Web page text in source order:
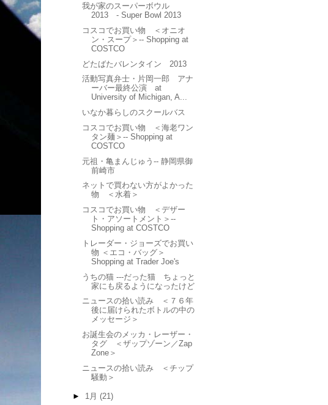
我が家のスーパーボウル
2013 - Super Bowl 2013
コスコでお買い物 ＜オニオ
ン・スープ＞-- Shopping at
COSTCO
どたばたバレンタイン 2013
活動写真弁士・片岡一郎 アナ
ーバー最終公演 at
University of Michigan, A...
いなか暮らしのスクールバス
コスコでお買い物 ＜海老ワン
タン麺＞-- Shopping at
COSTCO
元祖・亀まんじゅう-- 静岡県御
前崎市
ネットで買わない方がよかった
物 ＜水着＞
コスコでお買い物 ＜デザー
ト・アソートメント＞--
Shopping at COSTCO
トレーダー・ジョーズでお買い
物 ＜エコ・バッグ＞
Shopping at Trader Joe's
うちの猫 ---だった猫 ちょっと
家にも戻るようになったけど
ニュースの拾い読み ＜７６年
後に届けられたボトルの中の
メッセージ＞
お誕生会のメッカ・レーザー・
タグ ＜ザップゾーン／Zap
Zone＞
ニュースの拾い読み ＜チップ
騒動＞
► 1月 (21)